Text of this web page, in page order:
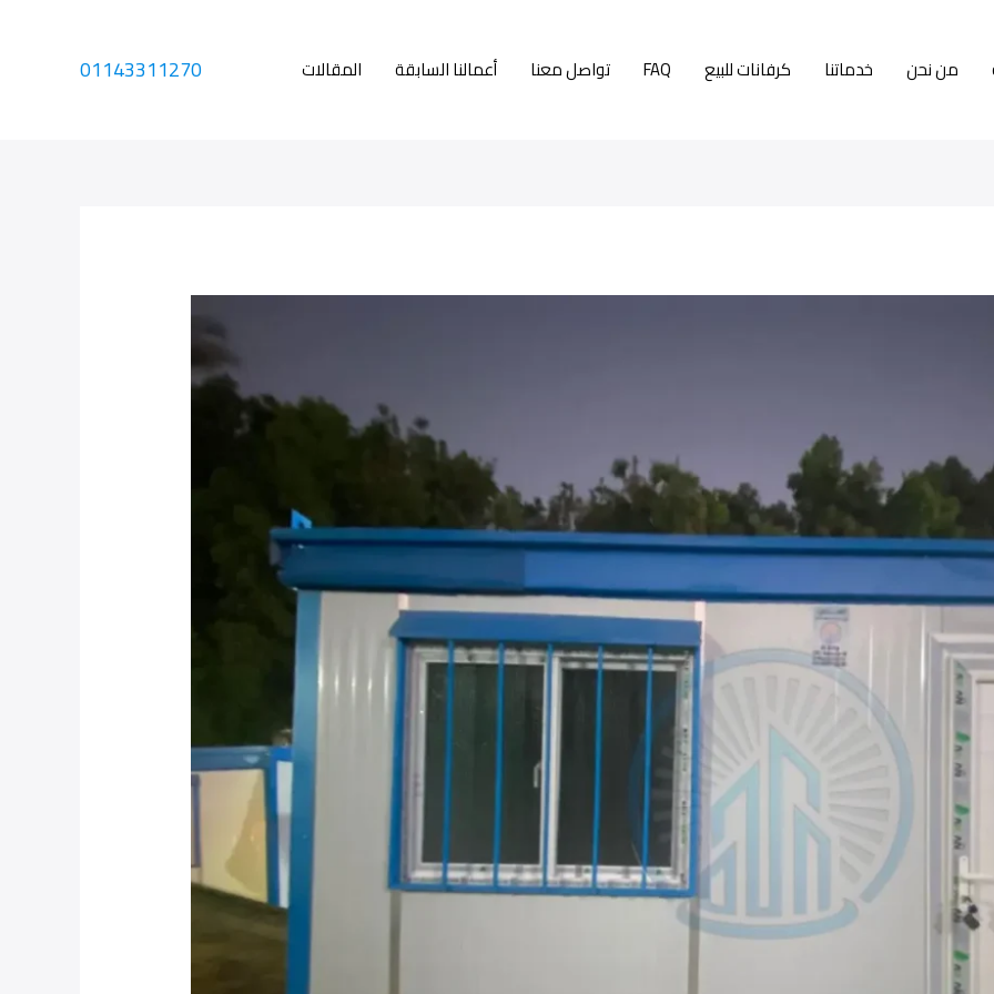
من نحن خدماتنا كرفانات للبيع FAQ تواصل معنا أعمالنا السابقة المقالات 01143311270